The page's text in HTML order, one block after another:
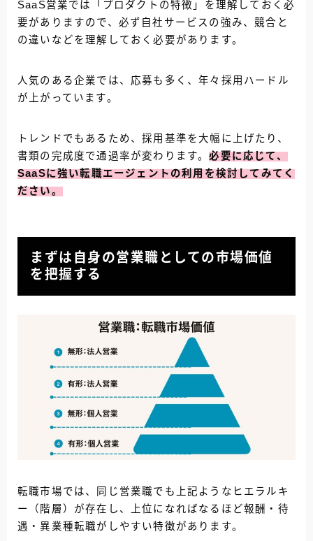
SaaS営業では「プロダクトの特徴」を理解しておく必
要がありますので、必ず自社サービスの強み、競合と
の違いなどを理解しておく必要があります。
人気のある企業では、応募も多く、年々採用ハードル
が上がっています。
トレンドでもあるため、採用基準を大幅に上げたり、
書類の完成度で通過率が変わります。必要に応じて、
SaaSに強い転職エージェントの利用を検討してみてく
ださい。
まずは自身の営業職としての市場価値
を把握する
転職市場では、同じ営業職でも上記ようなヒエラルキ
ー（階層）が存在し、上位になればなるほど報酬・待
遇・異業種転職がしやすい特徴があります。